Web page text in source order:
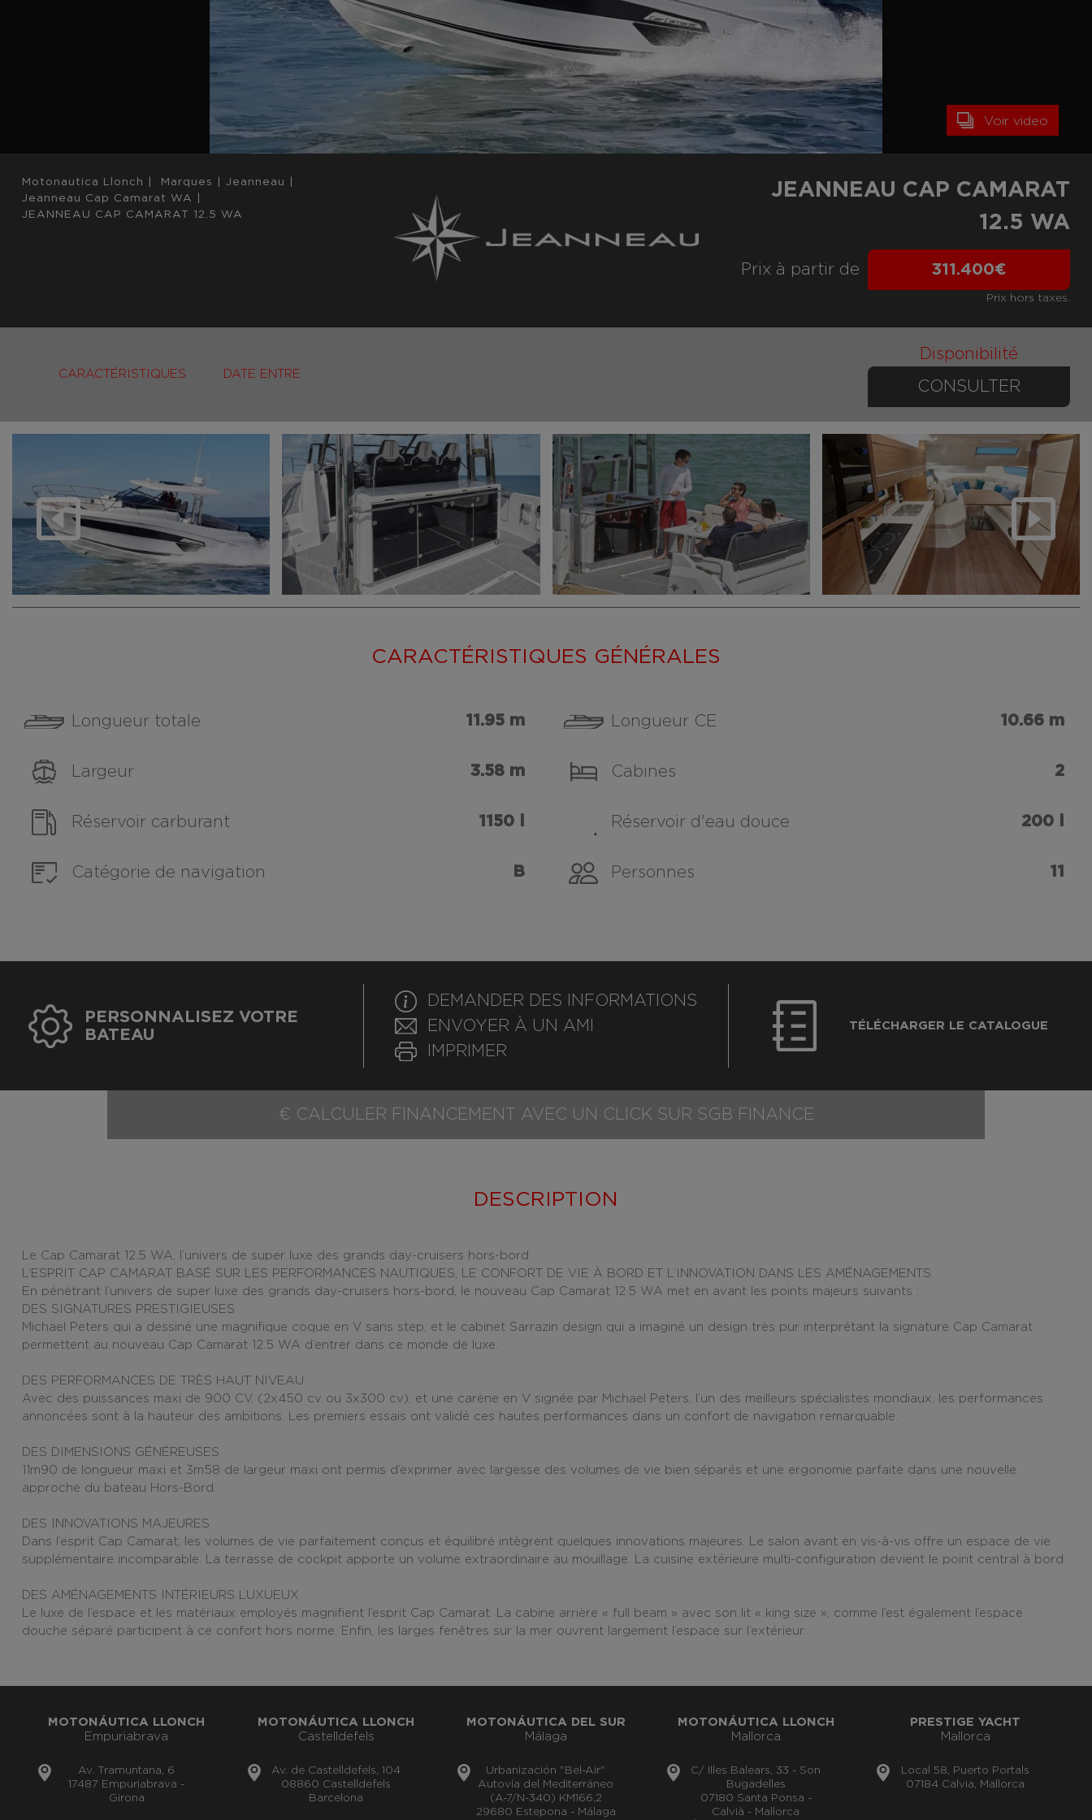
Voir video
Motonautica Llonch Marques Jeanneau
Jeanneau Cap Camarat WA
JEANNEAU CAP CAMARAT 12.5 WA
JEANNEAU CAP CAMARAT
12.5 WA
Prix ​​à partir de 311.400€
Prix hors taxes.
CARACTÉRISTIQUES DATE ENTRE
Disponibilité
CONSULTER
CARACTÉRISTIQUES GÉNÉRALES
Longueur totale 11.95 m Longueur CE 10.66 m
Largeur 3.58 m Cabines 2
Réservoir carburant 1150 l Réservoir d'eau douce 200 l
Catégorie de navigation B Personnes 11
PERSONNALISEZ VOTRE
BATEAU
DEMANDER DES INFORMATIONS
ENVOYER À UN AMI
IMPRIMER
TÉLÉCHARGER LE CATALOGUE
€ CALCULER FINANCEMENT AVEC UN CLICK SUR SGB FINANCE
DESCRIPTION
Le Cap Camarat 12.5 WA, l’univers de super luxe des grands day-cruisers hors-bord
L’ESPRIT CAP CAMARAT BASÉ SUR LES PERFORMANCES NAUTIQUES, LE CONFORT DE VIE À BORD ET L’INNOVATION DANS LES AMÉNAGEMENTS
En pénétrant l’univers de super luxe des grands day-cruisers hors-bord , le nouveau Cap Camarat 12.5 WA met en avant les points majeurs suivants :
DES SIGNATURES PRESTIGIEUSES
Michael Peters qui a dessiné une magnifique coque en V sans step, et le cabinet Sarrazin design qui a imaginé un design très pur interprétant la signature Cap Camarat
permettent au nouveau Cap Camarat 12.5 WA d’entrer dans ce monde de luxe.
DES PERFORMANCES DE TRÈS HAUT NIVEAU
Avec des puissances maxi de 900 CV, (2x450 cv ou 3x300 cv), et une carène en V signée par Michael Peters, l’un des meilleurs spécialistes mondiaux, les performances
annoncées sont à la hauteur des ambitions. Les premiers essais ont validé ces hautes performances dans un confort de navigation remarquable.
DES DIMENSIONS GÉNÉREUSES
11m90 de longueur maxi et 3m58 de largeur maxi ont permis d’exprimer avec largesse des volumes de vie bien séparés et une ergonomie parfaite dans une nouvelle
approche du bateau Hors-Bord .
DES INNOVATIONS MAJEURES
Dans l’esprit Cap Camarat, les volumes de vie parfaitement conçus et équilibré intègrent quelques innovations majeures. Le salon avant en vis-à-vis offre un espace de vie
supplémentaire incomparable. La terrasse de cockpit apporte un volume extraordinaire au mouillage. La cuisine extérieure multi-configuration devient le point central à bord.
DES AMÉNAGEMENTS INTÉRIEURS LUXUEUX
Le luxe de l’espace et les matériaux employés magnifient l’esprit Cap Camarat. La cabine arrière « full beam » avec son lit « king size », comme l’est également l’espace
douche séparé participent à ce confort hors norme. Enfin, les larges fenêtres sur la mer ouvrent largement l’espace sur l’extérieur.
MOTONÁUTICA LLONCH
Empuriabrava
Av. Tramuntana, 6
17487 Empuriabrava -
Girona
MOTONÁUTICA LLONCH
Castelldefels
Av. de Castelldefels, 104
08860 Castelldefels
Barcelona
MOTONÁUTICA DEL SUR
Málaga
Urbanización "Bel-Air"
Autovía del Mediterráneo
(A-7/N-340) KM166,2
29680 Estepona - Málaga
MOTONÁUTICA LLONCH
Mallorca
C/ Illes Balears, 33 - Son
Bugadelles
07180 Santa Ponsa -
Calvià - Mallorca
PRESTIGE YACHT
Mallorca
Local 58, Puerto Portals
07184 Calvia, Mallorca